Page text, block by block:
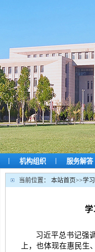
| 机构组织 | 服务解答
当前位置： 本站首页>>学
学
习近平总书记强
上，也体现在惠民